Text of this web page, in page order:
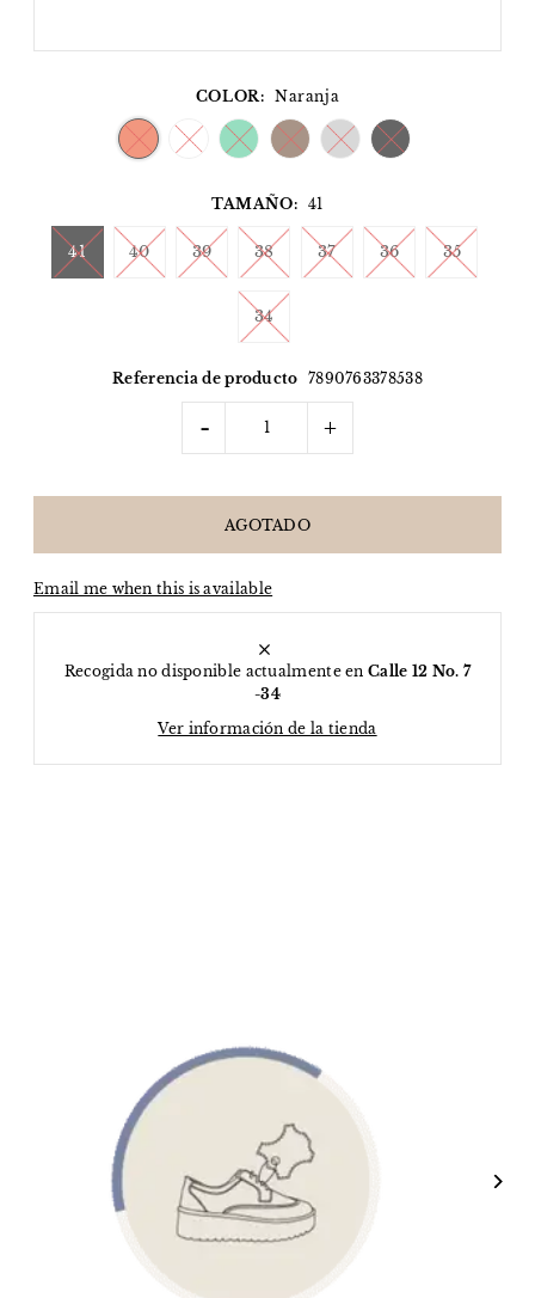
COLOR: Naranja
TAMAÑO: 41
41 40 39 38 37 36 35
34
Referencia de producto 7890763378538
- +
Email me when this is available
Recogida no disponible actualmente enCalle 12 No. 7
-34
Ver información de la tienda